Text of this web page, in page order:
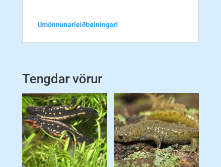
Umönnunarleiðbeiningar!
Tengdar vörur